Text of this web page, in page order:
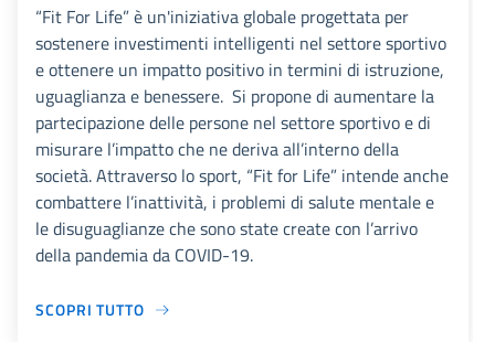
“Fit For Life” è un'iniziativa globale progettata per
sostenere investimenti intelligenti nel settore sportivo
e ottenere un impatto positivo in termini di istruzione,
uguaglianza e benessere. Si propone di aumentare la
partecipazione delle persone nel settore sportivo e di
misurare l’impatto che ne deriva all’interno della
società. Attraverso lo sport, “Fit for Life” intende anche
combattere l’inattività, i problemi di salute mentale e
le disuguaglianze che sono state create con l’arrivo
della pandemia da COVID-19.
SCOPRI TUTTO